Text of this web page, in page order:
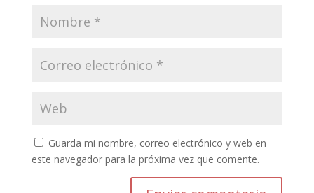
Guarda mi nombre, correo electrónico y web en
este navegador para la próxima vez que comente.